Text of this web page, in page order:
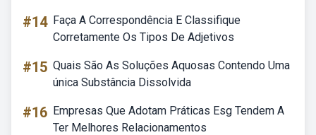
#14 Faça A Correspondência E Classifique
Corretamente Os Tipos De Adjetivos
#15 Quais São As Soluções Aquosas Contendo Uma
única Substância Dissolvida
#16 Empresas Que Adotam Práticas Esg Tendem A
Ter Melhores Relacionamentos